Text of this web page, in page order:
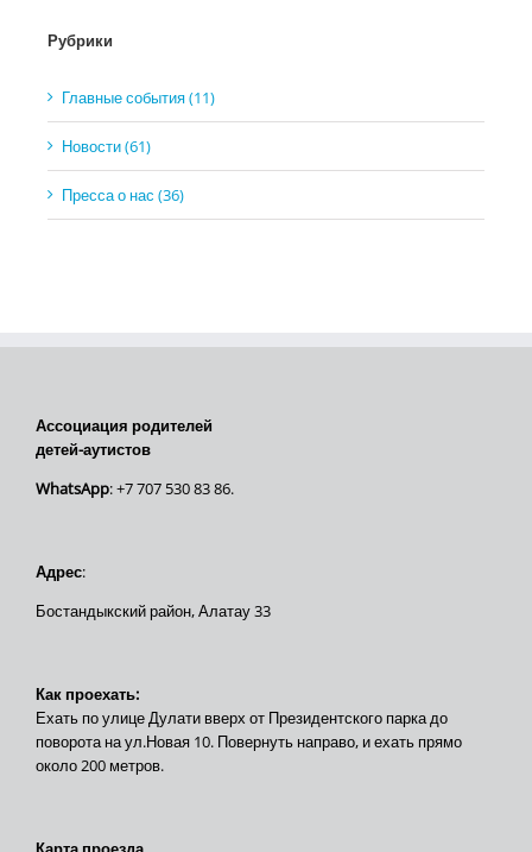
Рубрики
Главные события (11)
Новости (61)
Пресса о нас (36)
Ассоциация родителей
детей-аутистов
WhatsApp: +7 707 530 83 86.
Адрес:
Бостандыкский район, Алатау 33
Как проехать:
Ехать по улице Дулати вверх от Президентского парка до
поворота на ул.Новая 10. Повернуть направо, и ехать прямо
около 200 метров.